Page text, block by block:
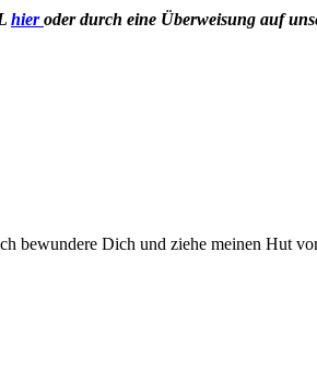
hieroder durch eine Überweisung auf
bewundere Dich und ziehe meinen Hut